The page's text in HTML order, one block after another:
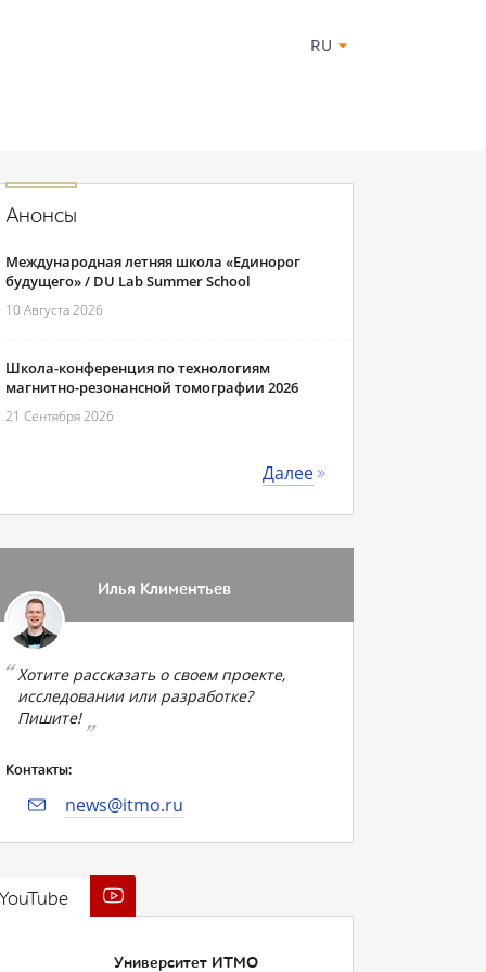
RU
Анонсы
Международная летняя школа «Единорог
будущего» / DU Lab Summer School
10 Августа 2026
Школа-конференция по технологиям
магнитно-резонансной томографии 2026
21 Сентября 2026
Далее
Илья Климентьев
Хотите рассказать о своем проекте,
исследовании или разработке?
Пишите!
Контакты:
news@itmo.ru
Университет ИТМО